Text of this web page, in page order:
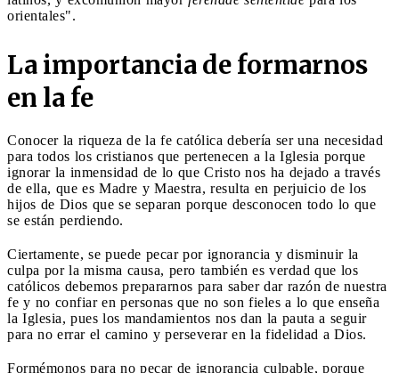
orientales".
La importancia de formarnos
en la fe
Conocer la riqueza de la fe católica debería ser una necesidad
para todos los cristianos que pertenecen a la Iglesia porque
ignorar la inmensidad de lo que Cristo nos ha dejado a través
de ella, que es Madre y Maestra, resulta en perjuicio de los
hijos de Dios que se separan porque desconocen todo lo que
se están perdiendo.
Ciertamente, se puede pecar por ignorancia y disminuir la
culpa por la misma causa, pero también es verdad que los
católicos debemos prepararnos para saber dar razón de nuestra
fe y no confiar en personas que no son fieles a lo que enseña
la Iglesia, pues los mandamientos nos dan la pauta a seguir
para no errar el camino y perseverar en la fidelidad a Dios.
Formémonos para no pecar de ignorancia culpable, porque